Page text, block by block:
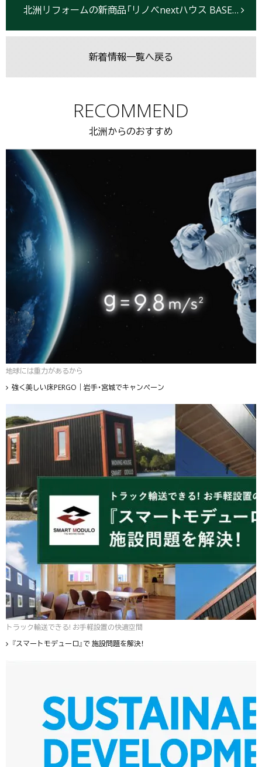
北洲リフォームの新商品「リノベnextハウス BASE18」 室温18℃を実現するフルリノベーション 高い断熱性能と低価格を両立
新着情報一覧へ戻る
RECOMMEND
北洲からのおすすめ
地球には重力があるから
強く美しい床PERGO｜岩手・宮城でキャンペーン
トラック輸送できる! お手軽設置の快適空間
『スマートモデューロ』で 施設問題を解決！